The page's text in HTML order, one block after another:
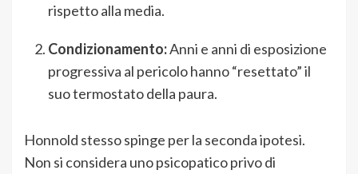
rispetto alla media.
Condizionamento:Anni e anni di esposizione
progressiva al pericolo hanno “resettato” il
suo termostato della paura.
Honnold stesso spinge per la seconda ipotesi.
Non si considera uno psicopatico privo di